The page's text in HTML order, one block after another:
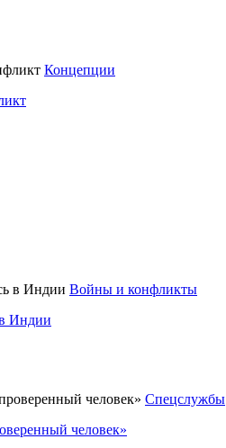
Концепции
Войны и конфликты
Индии
Спецслужбы
человек»